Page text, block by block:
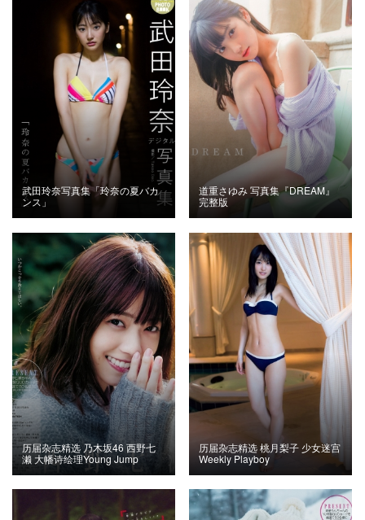
武田玲奈写真集「玲奈の夏バカ
ンス」
道重さゆみ 写真集『DREAM』
完整版
历届杂志精选 乃木坂46 西野七
濑 大幡诗绘理Young Jump
历届杂志精选 桃月梨子 少女迷宫
Weekly Playboy